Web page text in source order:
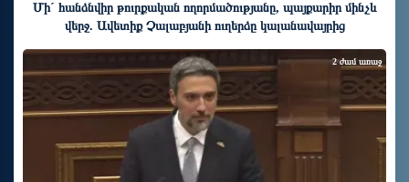
Մի´ հանձնվիր թուրքական ողորմածությանը, պայքարիր մինչև
վերջ. Ավետիք Չալաբյանի ուղերձը կալանավայրից
2 ժամ առաջ